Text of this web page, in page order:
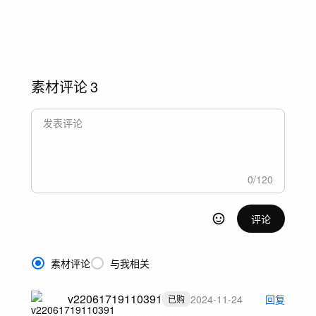
素材评论3
0/120
评论
素材评论 与我相关
v22061719110391 已购 2024-11-24
回复